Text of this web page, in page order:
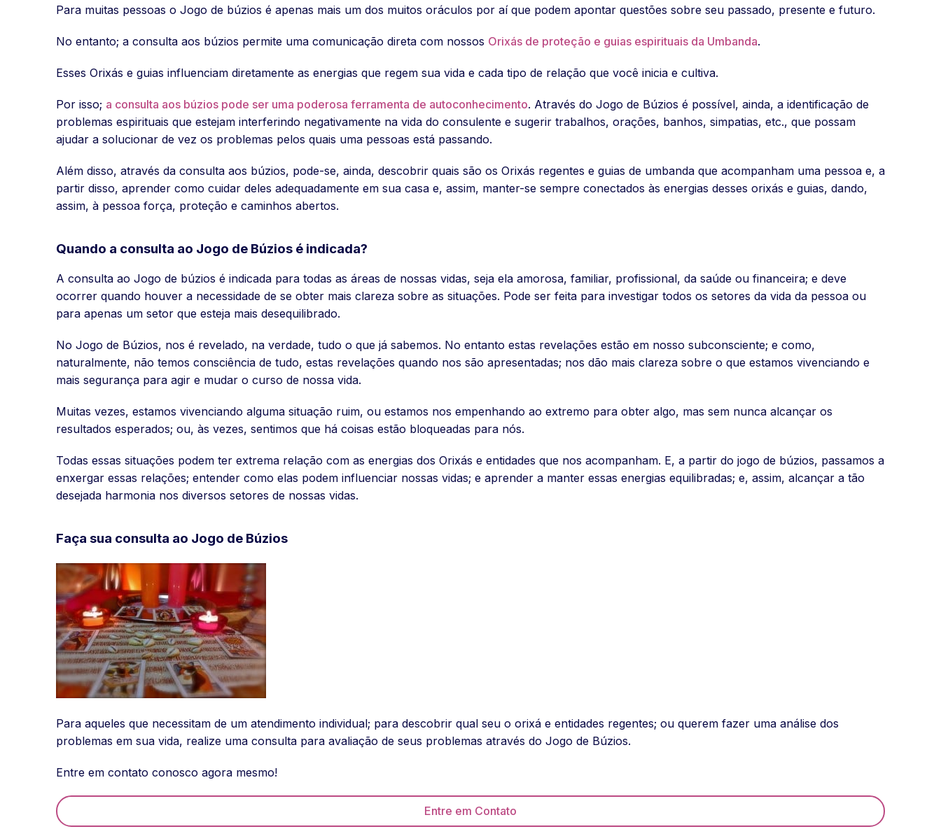
Para muitas pessoas o Jogo de búzios é apenas mais um dos muitos oráculos por aí que podem apontar questões sobre seu passado, presente e futuro.
No entanto; a consulta aos búzios permite uma comunicação direta com nossos Orixás de proteção e guias espirituais da Umbanda.
Esses Orixás e guias influenciam diretamente as energias que regem sua vida e cada tipo de relação que você inicia e cultiva.
Por isso; a consulta aos búzios pode ser uma poderosa ferramenta de autoconhecimento. Através do Jogo de Búzios é possível, ainda, a identificação de
problemas espirituais que estejam interferindo negativamente na vida do consulente e sugerir trabalhos, orações, banhos, simpatias, etc., que possam
ajudar a solucionar de vez os problemas pelos quais uma pessoas está passando.
Além disso, através da consulta aos búzios, pode-se, ainda, descobrir quais são os Orixás regentes e guias de umbanda que acompanham uma pessoa e, a
partir disso, aprender como cuidar deles adequadamente em sua casa e, assim, manter-se sempre conectados às energias desses orixás e guias, dando,
assim, à pessoa força, proteção e caminhos abertos.
Quando a consulta ao Jogo de Búzios é indicada?
A consulta ao Jogo de búzios é indicada para todas as áreas de nossas vidas, seja ela amorosa, familiar, profissional, da saúde ou financeira; e deve
ocorrer quando houver a necessidade de se obter mais clareza sobre as situações. Pode ser feita para investigar todos os setores da vida da pessoa ou
para apenas um setor que esteja mais desequilibrado.
No Jogo de Búzios, nos é revelado, na verdade, tudo o que já sabemos. No entanto estas revelações estão em nosso subconsciente; e como,
naturalmente, não temos consciência de tudo, estas revelações quando nos são apresentadas; nos dão mais clareza sobre o que estamos vivenciando e
mais segurança para agir e mudar o curso de nossa vida.
Muitas vezes, estamos vivenciando alguma situação ruim, ou estamos nos empenhando ao extremo para obter algo, mas sem nunca alcançar os
resultados esperados; ou, às vezes, sentimos que há coisas estão bloqueadas para nós.
Todas essas situações podem ter extrema relação com as energias dos Orixás e entidades que nos acompanham. E, a partir do jogo de búzios, passamos a
enxergar essas relações; entender como elas podem influenciar nossas vidas; e aprender a manter essas energias equilibradas; e, assim, alcançar a tão
desejada harmonia nos diversos setores de nossas vidas.
Faça sua consulta ao Jogo de Búzios
Para aqueles que necessitam de um atendimento individual; para descobrir qual seu o orixá e entidades regentes; ou querem fazer uma análise dos
problemas em sua vida, realize uma consulta para avaliação de seus problemas através do Jogo de Búzios.
Entre em contato conosco agora mesmo!
Entre em Contato